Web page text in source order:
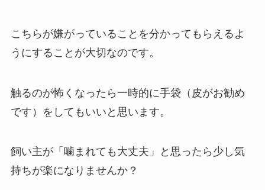
こちらが嫌がっていることを分かってもらえるよ
うにすることが大切なのです。
触るのが怖くなったら一時的に手袋（皮がお勧め
です）をしてもいいと思います。
飼い主が「噛まれても大丈夫」と思ったら少し気
持ちが楽になりませんか？